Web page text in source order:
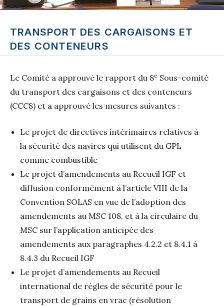
TRANSPORT DES CARGAISONS ET
DES CONTENEURS
Le Comité a approuvé le rapport du 8e Sous-comité
du transport des cargaisons et des conteneurs
(CCC8) et a approuvé les mesures suivantes :
Le projet de directives intérimaires relatives à
la sécurité des navires qui utilisent du GPL
comme combustible
Le projet d’amendements au Recueil IGF et
diffusion conformément à l’article VIII de la
Convention SOLAS en vue de l’adoption des
amendements au MSC 108, et à la circulaire du
MSC sur l’application anticipée des
amendements aux paragraphes 4.2.2 et 8.4.1 à
8.4.3 du Recueil IGF
Le projet d’amendements au Recueil
international de règles de sécurité pour le
transport de grains en vrac (résolution